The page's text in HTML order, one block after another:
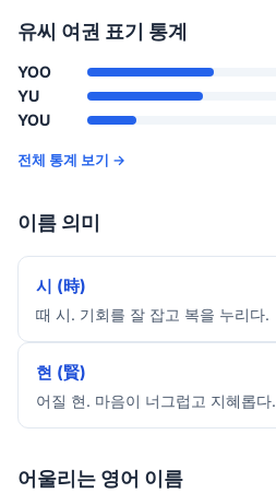
유씨 여권 표기 통계
YOO
YU
YOU
전체 통계 보기 →
이름 의미
시 (時)
때 시. 기회를 잘 잡고 복을 누리다.
현 (賢)
어질 현. 마음이 너그럽고 지혜롭다.
어울리는 영어 이름